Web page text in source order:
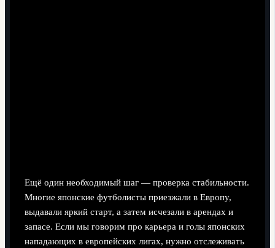
Ещё один необходимый шаг — проверка стабильности.
Многие японские футболисты приезжали в Европу,
выдавали яркий старт, а затем исчезали в арендах и
запасе. Если мы говорим про карьера и голы японских
нападающих в европейских лигах, нужно отслеживать